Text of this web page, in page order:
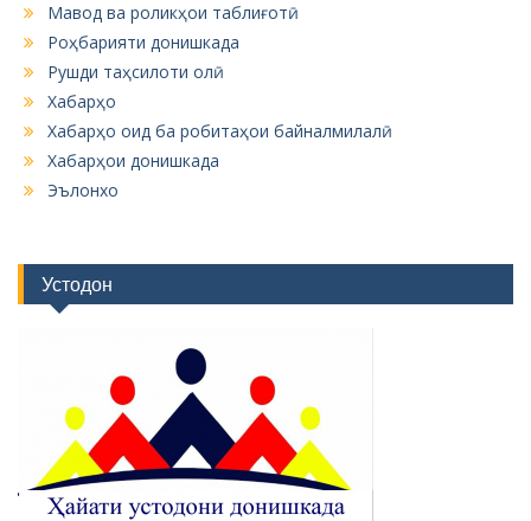
Мавод ва роликҳои таблиғотӣ
Роҳбарияти донишкада
Рушди таҳсилоти олӣ
Хабарҳо
Хабарҳо оид ба робитаҳои байналмилалӣ
Хабарҳои донишкада
Эълонхо
Устодон